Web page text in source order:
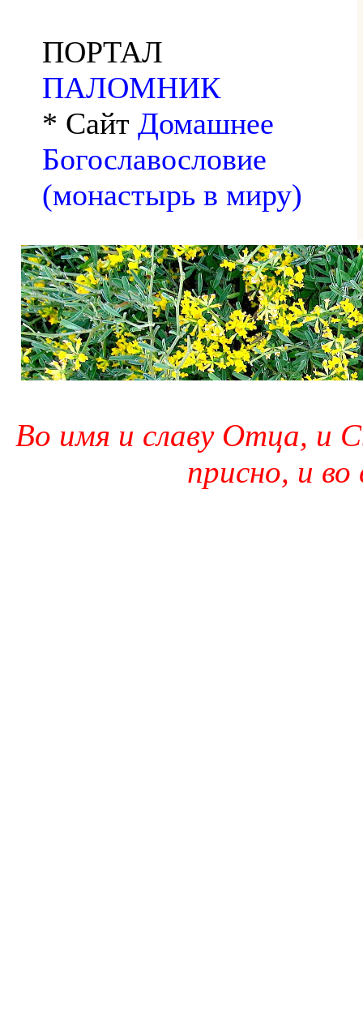
ПОРТАЛ
ПАЛОМНИК
* Сайт Домашнее
Богославословие
(монастырь в миру)
Во имя и славу Отца, и
присно, и во